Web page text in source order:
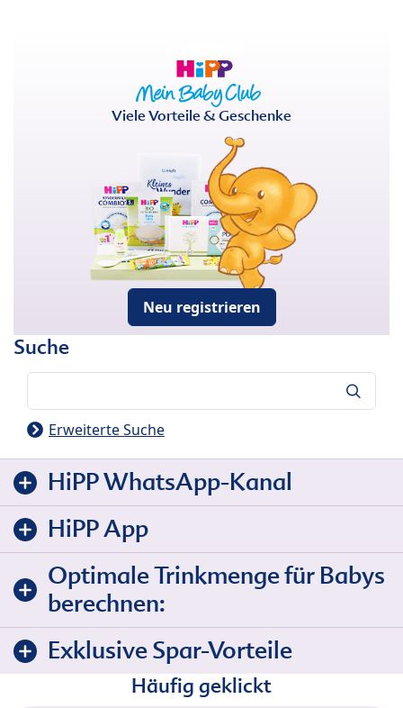
Viele Vorteile & Geschenke
Neu registrieren
Suche
Erweiterte Suche
HiPP WhatsApp-Kanal
HiPP App
Optimale Trinkmenge für Babys
berechnen:
Exklusive Spar-Vorteile
Häufig geklickt